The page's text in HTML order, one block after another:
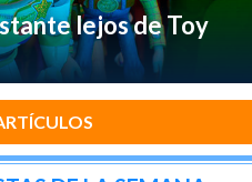
lejos de Toy